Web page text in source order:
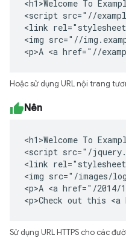
<h1>Welcome To
<script src="//
<link
<img src="//
<p>A <a href="//
Hoặc sử dụng URL nội trang
Nên
<h1>Welcome To
<script src="/
<link
<img src="/images/
<p>A <a href="/2014/
<p>Check out this
Sử dụng URL HTTPS cho các